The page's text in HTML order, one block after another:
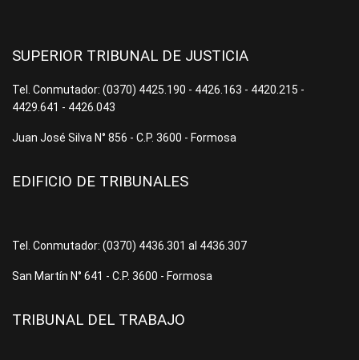
SUPERIOR TRIBUNAL DE JUSTICIA
Tel. Conmutador: (0370) 4425.190 - 4426.163 - 4420.215 -
4429.641 - 4426.043
Juan José Silva N° 856 - C.P. 3600 - Formosa
EDIFICIO DE TRIBUNALES
Tel. Conmutador: (0370) 4436.301 al 4436.307
San Martín N° 641 - C.P. 3600 - Formosa
TRIBUNAL DEL TRABAJO